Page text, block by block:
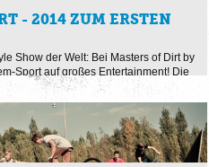
- 2014 ZUM ERSTEN
Show der Welt: Bei Masters of Dirt by
Sport auf großes Entertainment! Die
aus ...